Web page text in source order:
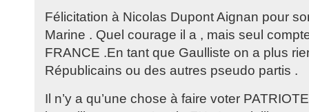
Félicitation à Nicolas Dupont Aignan pour
Marine . Quel courage il a , mais seul
FRANCE .En tant que Gaulliste on a plus
Républicains ou des autres pseudo partis .
Il n’y a qu’une chose à faire voter